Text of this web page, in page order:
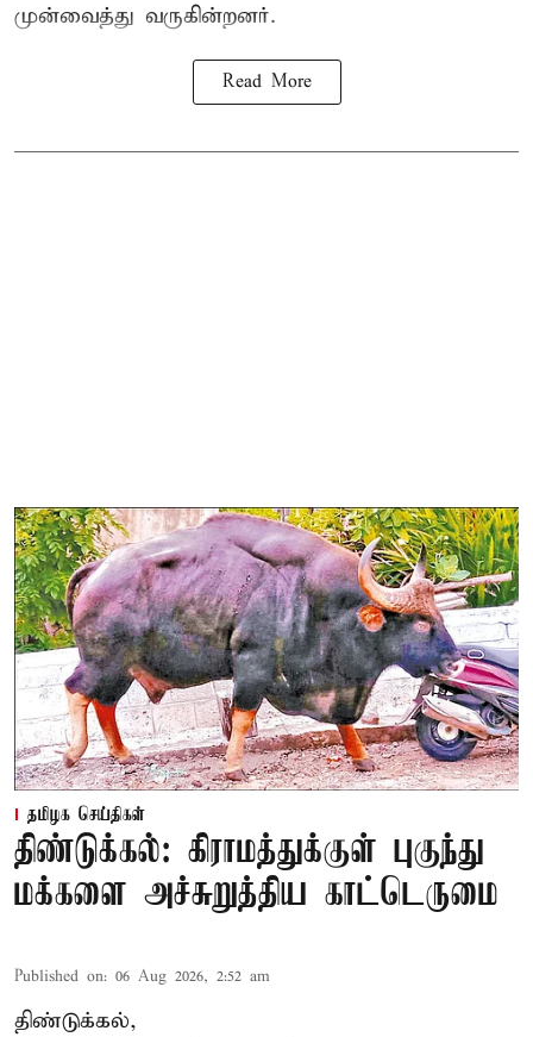
முன்வைத்து வருகின்றனர்.
Read More
தமிழக செய்திகள்
திண்டுக்கல்: கிராமத்துக்குள் புகுந்து
மக்களை அச்சுறுத்திய காட்டெருமை
Published on: 06 Aug 2026, 2:52 am
திண்டுக்கல்,